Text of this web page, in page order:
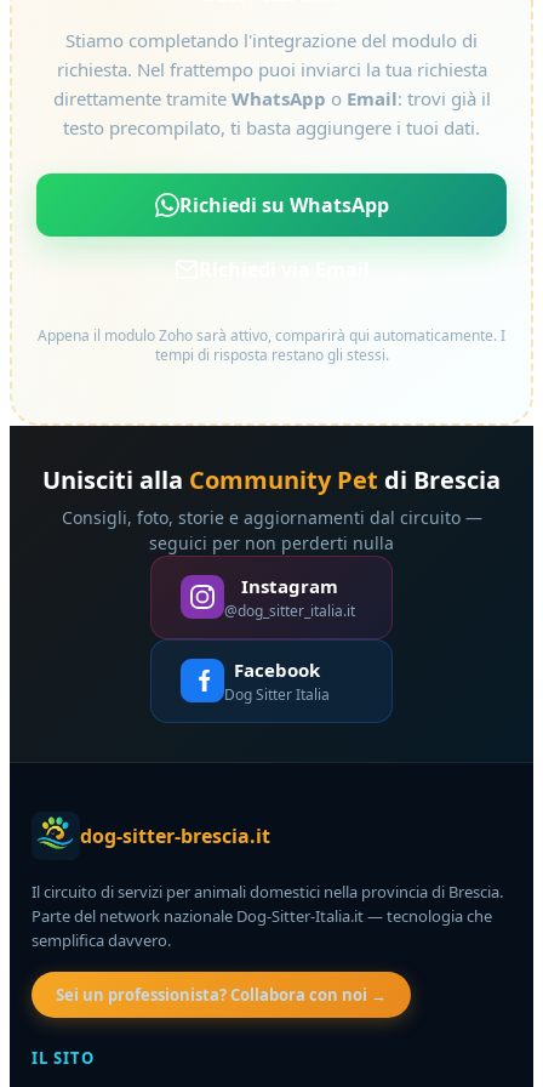
Stiamo completando l'integrazione del modulo di
richiesta. Nel frattempo puoi inviarci la tua richiesta
direttamente tramite WhatsApp o Email: trovi già il
testo precompilato, ti basta aggiungere i tuoi dati.
Richiedi su WhatsApp
Appena il modulo Zoho sarà attivo, comparirà qui automaticamente. I
tempi di risposta restano gli stessi.
Unisciti alla Community Pet di Brescia
Consigli, foto, storie e aggiornamenti dal circuito —
seguici per non perderti nulla
Instagram
@dog_sitter_italia.it
Facebook
Dog Sitter Italia
dog-sitter-brescia.it
Il circuito di servizi per animali domestici nella provincia di Brescia.
Parte del network nazionale Dog-Sitter-Italia.it — tecnologia che
semplifica davvero.
Sei un professionista? Collabora con noi →
IL SITO